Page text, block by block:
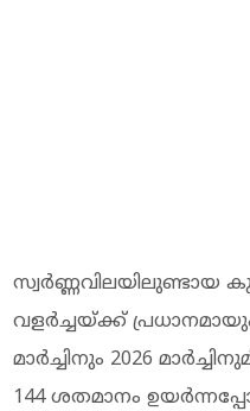
സ്വർണ്ണവിലയിലുണ്ടായ
വളർച്ചയ്ക്ക്
മാർച്ചിനും 2026
144 ശതമാനം